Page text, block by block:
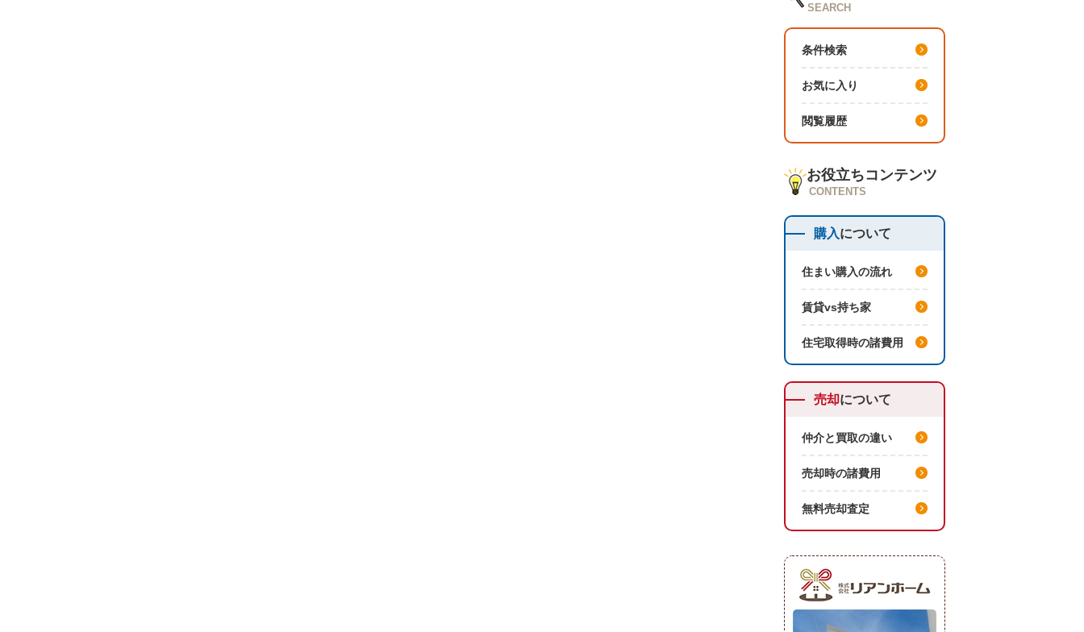
SEARCH
条件検索
お気に入り
閲覧履歴
お役立ちコンテンツ
CONTENTS
購入について
住まい購入の流れ
賃貸vs持ち家
住宅取得時の諸費用
売却について
仲介と買取の違い
売却時の諸費用
無料売却査定